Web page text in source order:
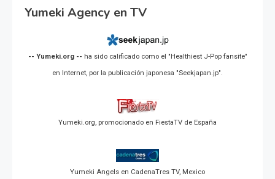
Yumeki Agency en TV
-- Yumeki.org -- ha sido calificado como el "Healthiest J-Pop fansite"
en Internet, por la publicación japonesa "Seekjapan.jp".
Yumeki.org, promocionado en FiestaTV de España
Yumeki Angels en CadenaTres TV, Mexico